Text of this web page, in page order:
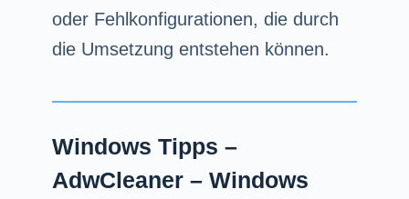
oder Fehlkonfigurationen, die durch
die Umsetzung entstehen können.
Windows Tipps –
AdwCleaner – Windows